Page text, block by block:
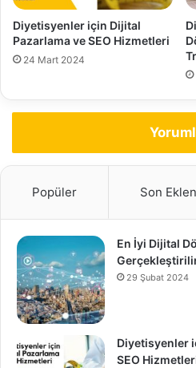
Diyetisyenler için Dijital
Pazarlama ve SEO Hizmetleri
24 Mart 2024
Popüler Son
En İyi Dijital
29 Şubat 2024
Diyetisyenler
SEO